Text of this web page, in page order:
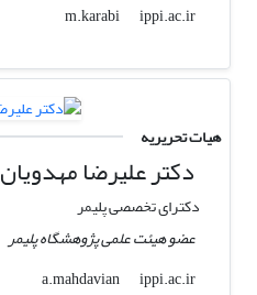
m.karabi
ippi.ac.ir
هیات تحریریه
دکتر علیرضا مهدویان
دکترای تخصصی پلیمر
عضو هیئت علمی پژوهشگاه پلیمر
a.mahdavian
ippi.ac.ir